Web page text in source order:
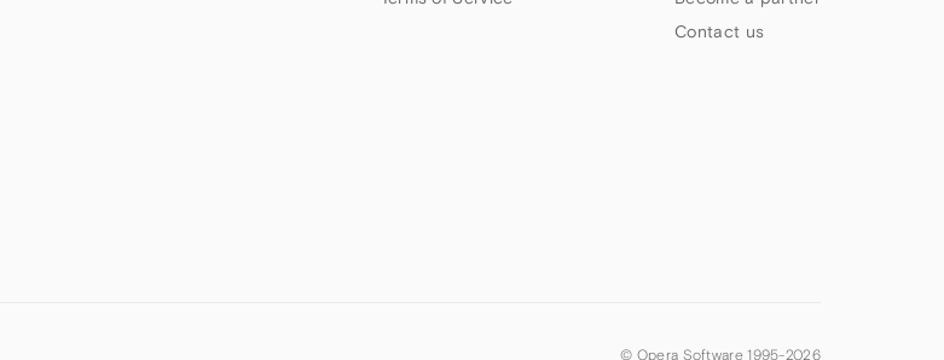
Contact us
© Opera Software 1995-2026